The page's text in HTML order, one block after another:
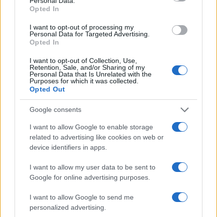
Opted In
I want to opt-out of processing my
Personal Data for Targeted Advertising.
Opted In
I want to opt-out of Collection, Use,
Retention, Sale, and/or Sharing of my
Personal Data that Is Unrelated with the
Purposes for which it was collected.
Opted Out
Google consents
I want to allow Google to enable storage
related to advertising like cookies on web or
device identifiers in apps.
I want to allow my user data to be sent to
Google for online advertising purposes.
I want to allow Google to send me
personalized advertising.
2000 /2000
Όροι Χρήσης. Το site προστατεύεται από reCAPTCHA, ισχύουν
Πολιτική Απορρήτου&Όροι Χρήσηςτης Google.
ΑΥΛΗ
ΗΡΑΚΛΕΙΟ
ΚΡΕΜΑΣΜΕΝΟΣ
Share:
Ακολουθήστε το Νewsit.gr στο Google News
ενημερωθείτε πρώτοι για όλη την ειδησεογραφία και τα
τελευταία νέατης ημέρας